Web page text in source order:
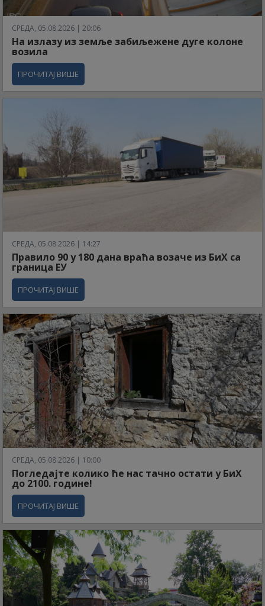
СРЕДА, 05.08.2026 | 20:06
На излазу из земље забиљежене дуге колоне
возила
ПРОЧИТАЈ ВИШЕ
СРЕДА, 05.08.2026 | 14:27
Правило 90 у 180 дана враћа возаче из БиХ са
граница ЕУ
ПРОЧИТАЈ ВИШЕ
СРЕДА, 05.08.2026 | 10:00
Погледајте колико ће нас тачно остати у БиХ
до 2100. године!
ПРОЧИТАЈ ВИШЕ